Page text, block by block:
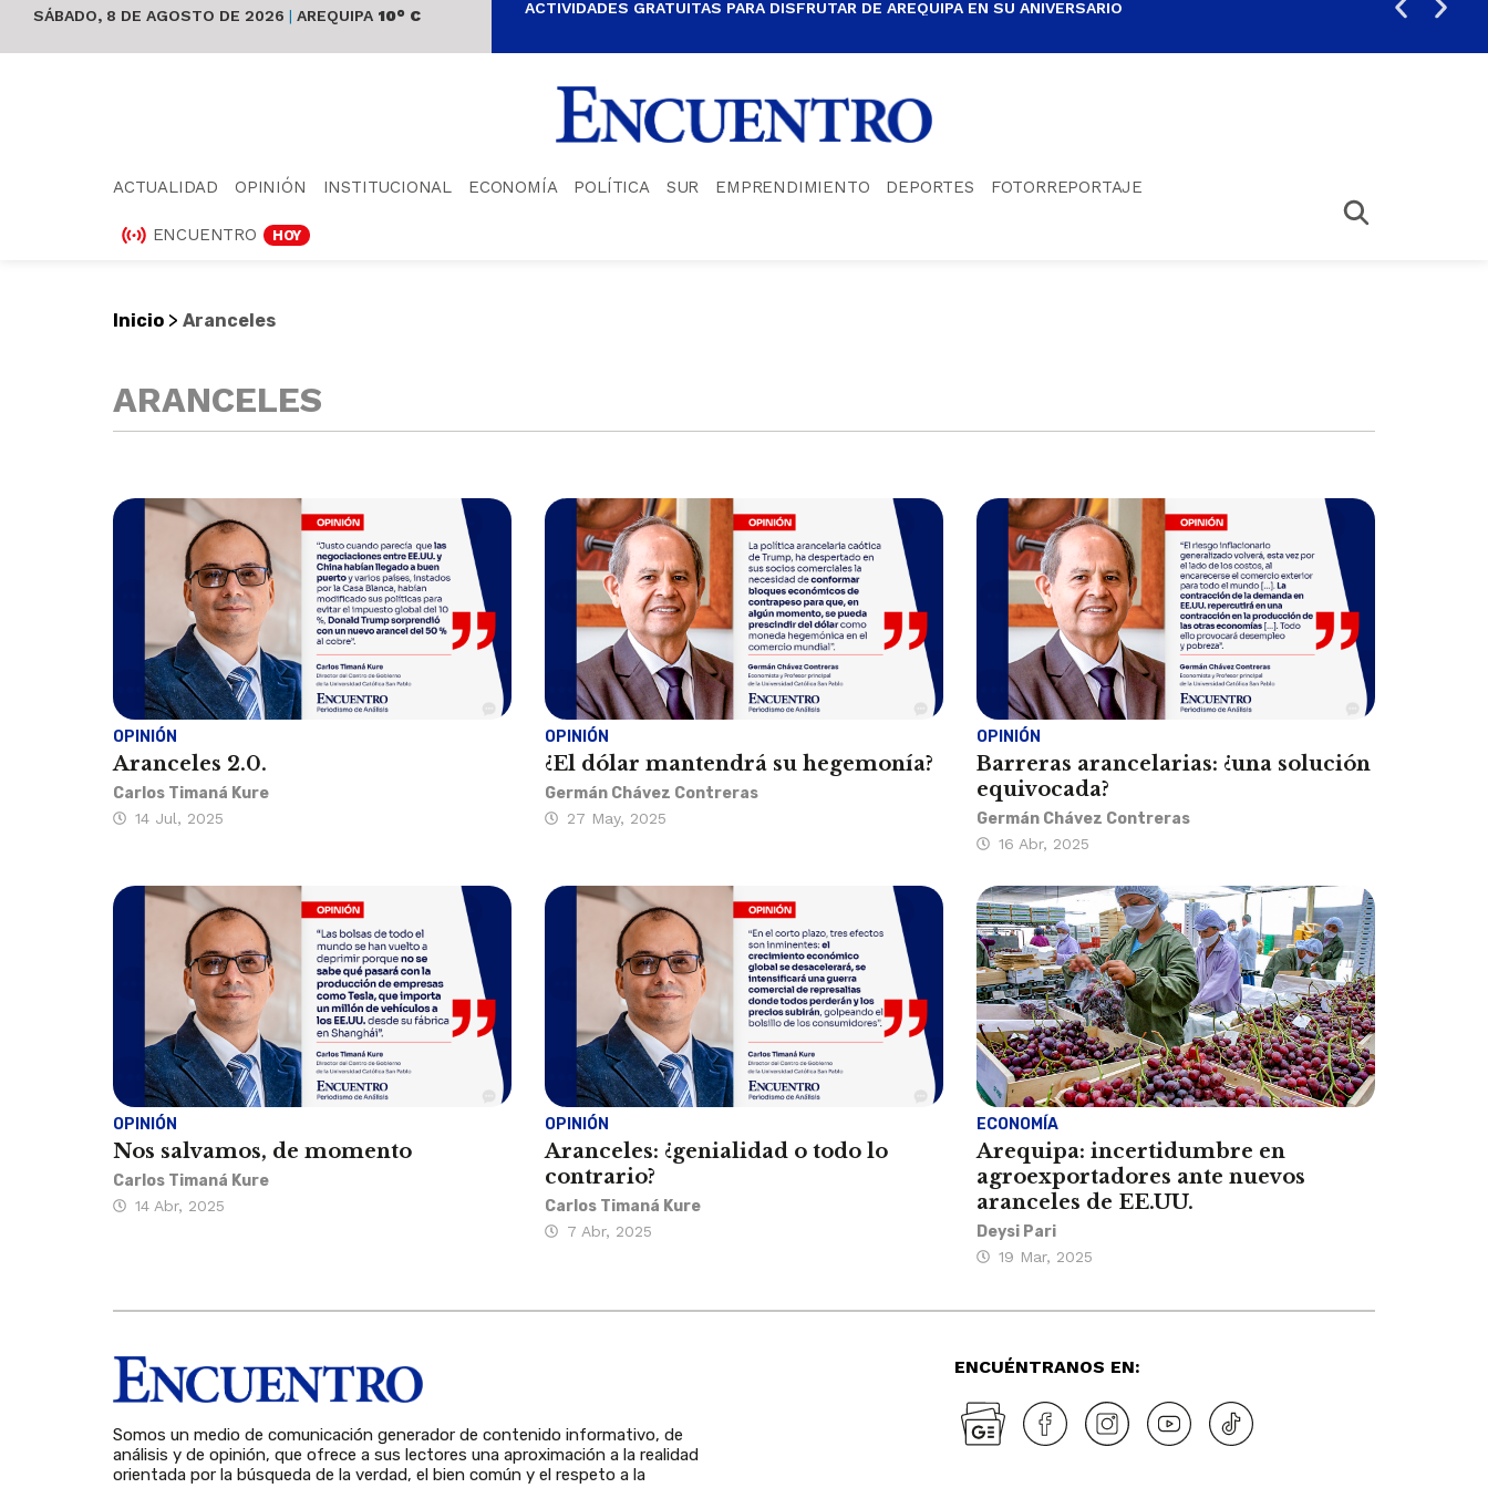
SÁBADO, 8 DE AGOSTO DE 2026 | AREQUIPA 10° C ACTIVIDADES GRATUITAS PARA DISFRUTAR DE AREQUIPA EN SU ANIVERSARIO
ACTUALIDAD OPINIÓN INSTITUCIONAL ECONOMÍA POLÍTICA SUR EMPRENDIMIENTO DEPORTES FOTORREPORTAJE
ENCUENTRO HOY
Inicio > Aranceles
ARANCELES
OPINIÓN
Aranceles 2.0.
Carlos Timaná Kure
14 Jul, 2025
OPINIÓN
¿El dólar mantendrá su hegemonía?
Germán Chávez Contreras
27 May, 2025
OPINIÓN
Barreras arancelarias: ¿una solución
equivocada?
Germán Chávez Contreras
16 Abr, 2025
OPINIÓN
Nos salvamos, de momento
Carlos Timaná Kure
14 Abr, 2025
OPINIÓN
Aranceles: ¿genialidad o todo lo
contrario?
Carlos Timaná Kure
7 Abr, 2025
ECONOMÍA
Arequipa: incertidumbre en
agroexportadores ante nuevos
aranceles de EE.UU.
Deysi Pari
19 Mar, 2025
Somos un medio de comunicación generador de contenido informativo, de
análisis y de opinión, que ofrece a sus lectores una aproximación a la realidad
orientada por la búsqueda de la verdad, el bien común y el respeto a la
ENCUÉNTRANOS EN: